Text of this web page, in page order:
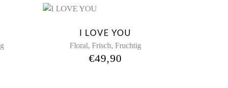
I LOVE YOU
Floral,Frisch,Fruchtig
€49,90